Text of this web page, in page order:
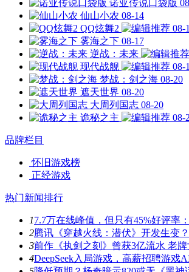
诺亚传说口袋版
仙山小农 08-14
QQ炫舞2
08-
雾海之下 08-17
逆战：未来
现代战舰
08-
梦战：剑之海 08-20
遮天世界 08-20
大周列国志 08-20
诡秘之主
08-
品牌栏目
怀旧游戏榜
正经游戏
热门新闻排行
17.7万在线峰值，但只有45%好评率
2腾讯《穿越火线：潜伏》开发生变
3前作《执剑之刻》曾获3亿流水 老
4DeepSeek入局游戏，高薪招聘游戏